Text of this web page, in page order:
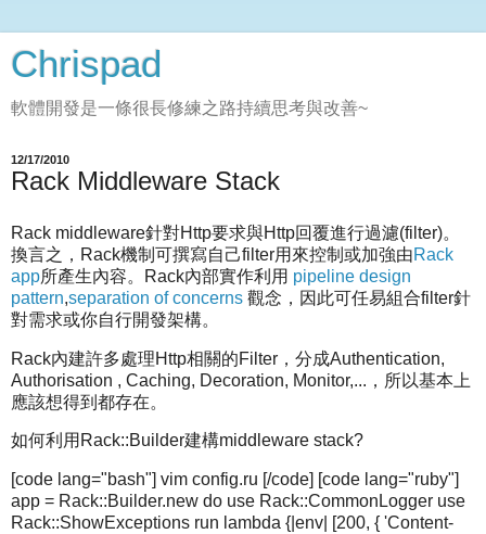
Chrispad
軟體開發是一條很長修練之路持續思考與改善~
12/17/2010
Rack Middleware Stack
Rack middleware針對Http要求與Http回覆進行過濾(filter)。
換言之，Rack機制可撰寫自己filter用來控制或加強由Rack
app所產生內容。Rack內部實作利用 pipeline design
pattern,separation of concerns 觀念，因此可任易組合filter針
對需求或你自行開發架構。
Rack內建許多處理Http相關的Filter，分成Authentication,
Authorisation , Caching, Decoration, Monitor,...，所以基本上
應該想得到都存在。
如何利用Rack::Builder建構middleware stack?
[code lang="bash"] vim config.ru [/code] [code lang="ruby"]
app = Rack::Builder.new do use Rack::CommonLogger use
Rack::ShowExceptions run lambda {|env| [200, { 'Content-